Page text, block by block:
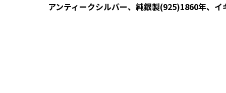
アンティークシルバー、純銀製(925)1860年、